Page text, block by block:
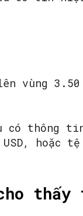
vùng
có thông
hoặc
cho